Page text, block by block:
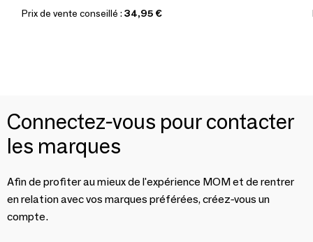
Prix de vente conseillé : 34,95 €
Connectez-vous pour contacter
les marques
Afin de profiter au mieux de l'expérience MOM et de rentrer
en relation avec vos marques préférées, créez-vous un
compte.